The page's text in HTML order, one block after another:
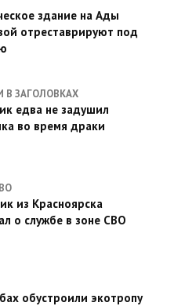
здание на Ады
отреставрируют под
В ЗАГОЛОВКАХ
едва не задушил
во время драки
из Красноярска
о службе в зоне СВО
обустроили экотропу